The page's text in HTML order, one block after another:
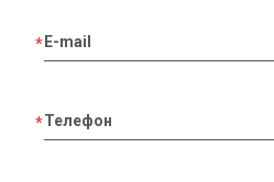
E-mail
Телефон